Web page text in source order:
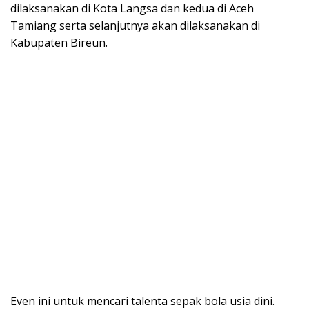
dilaksanakan di Kota Langsa dan kedua di Aceh
Tamiang serta selanjutnya akan dilaksanakan di
Kabupaten Bireun.
Even ini untuk mencari talenta sepak bola usia dini.